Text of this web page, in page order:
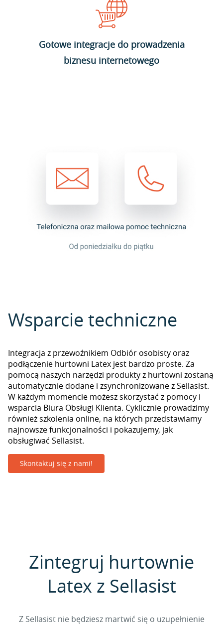
Gotowe integracje do prowadzenia
biznesu internetowego
Wsparcie techniczne
Integracja z przewoźnikiem Odbiór osobisty oraz
podłączenie hurtowni Latex jest bardzo proste. Za
pomocą naszych narzędzi produkty z hurtowni zostaną
automatycznie dodane i zsynchronizowane z Sellasist.
W każdym momencie możesz skorzystać z pomocy i
wsparcia Biura Obsługi Klienta. Cyklicznie prowadzimy
również szkolenia online, na których przedstawiamy
najnowsze funkcjonalności i pokazujemy, jak
obsługiwać Sellasist.
Skontaktuj się z nami!
Zintegruj hurtownie
Latex z Sellasist
Z Sellasist nie będziesz martwić się o uzupełnienie